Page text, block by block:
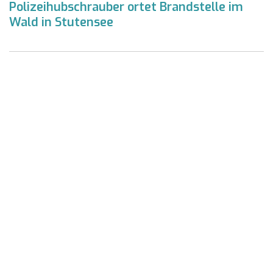
Polizeihubschrauber ortet Brandstelle im
Wald in Stutensee